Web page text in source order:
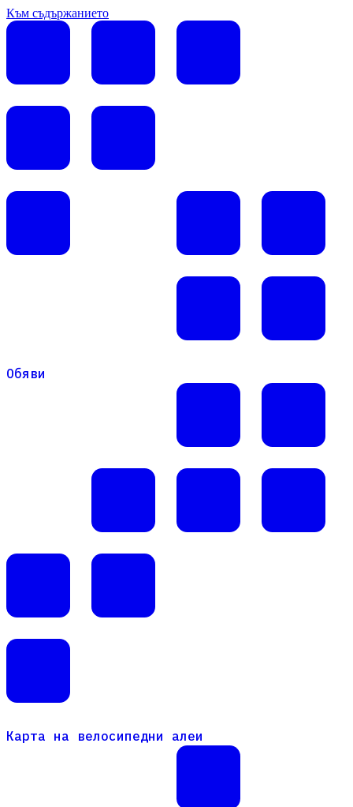
Към съдържанието
Обяви
Карта на велосипедни алеи
Карта на велосипедни алеи